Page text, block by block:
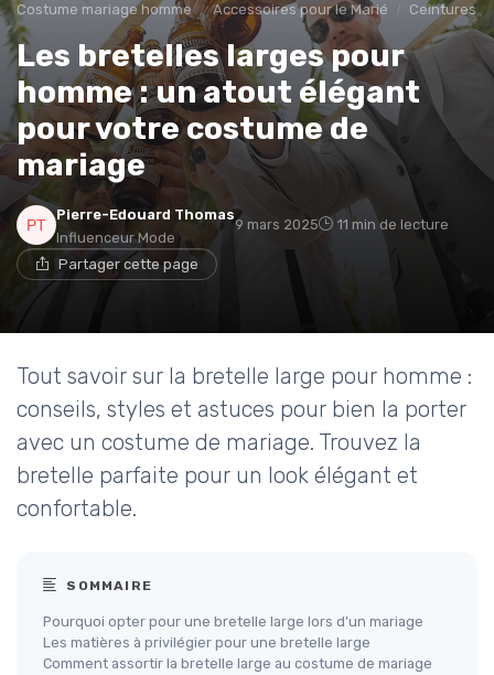
Costume mariage homme Accessoires pour le Marié Ceintures
Les bretelles larges pour
homme : un atout élégant
pour votre costume de
mariage
Pierre-Edouard Thomas
Influenceur Mode
9 mars 2025 11 min de lecture
Partager cette page
Tout savoir sur la bretelle large pour homme :
conseils, styles et astuces pour bien la porter
avec un costume de mariage. Trouvez la
bretelle parfaite pour un look élégant et
confortable.
SOMMAIRE
Pourquoi opter pour une bretelle large lors d’un mariage
Les matières à privilégier pour une bretelle large
Comment assortir la bretelle large au costume de mariage